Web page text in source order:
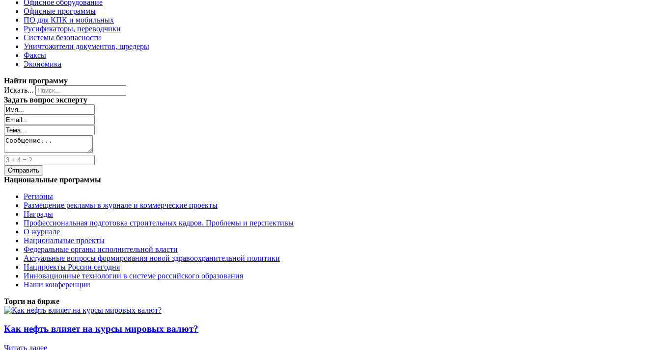
Офисное оборудование
Офисные программы
ПО для КПК и мобильных
Русификаторы, переводчики
Системы безопасности
Уничтожители документов, шредеры
Факсы
Экономика
Найти программу
Искать...
Задать вопрос эксперту
Национальные программы
Регионы
Размещение рекламы в журнале и коммерческие проекты
Награды
Профессиональная подготовка строительных кадров. Проблемы и перспективы
О журнале
Национальные проекты
Федеральные органы исполнительной власти
Актуальные вопросы формирования новой здравоохранительной политики
Нацпроекты России сегодня
Инновационные технологии в системе российского образования
Наши конференции
Торги на бирже
Как нефть влияет на курсы мировых валют?
Читать далее